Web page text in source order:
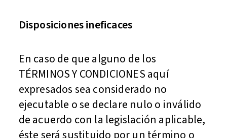
Disposiciones ineficaces
En caso de que alguno de los
TÉRMINOS Y CONDICIONES aquí
expresados sea considerado no
ejecutable o se declare nulo o inválido
de acuerdo con la legislación aplicable,